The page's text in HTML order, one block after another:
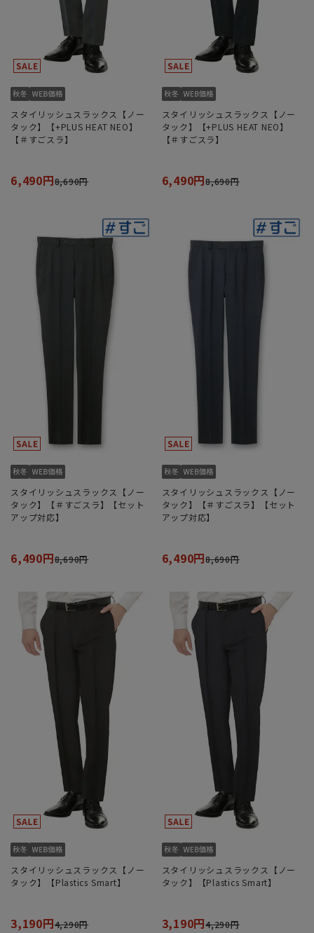
スタイリッシュスラックス【ノー
タック】【+PLUS HEAT NEO】
【＃すごスラ】
6,490円8,690円
スタイリッシュスラックス【ノー
タック】【+PLUS HEAT NEO】
【＃すごスラ】
6,490円8,690円
スタイリッシュスラックス【ノー
タック】【＃すごスラ】【セット
アップ対応】
6,490円8,690円
スタイリッシュスラックス【ノー
タック】【＃すごスラ】【セット
アップ対応】
6,490円8,690円
スタイリッシュスラックス【ノー
タック】【Plastics Smart】
3,190円4,290円
スタイリッシュスラックス【ノー
タック】【Plastics Smart】
3,190円4,290円